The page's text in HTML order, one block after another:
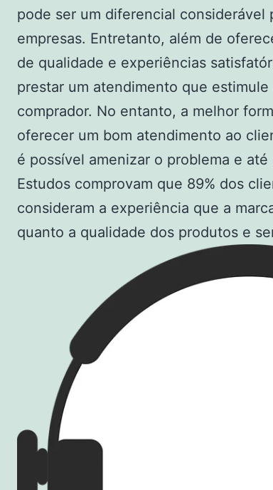
pode ser um diferencial considerável
empresas. Entretanto, além de
de qualidade e experiências
prestar um atendimento que estimule
comprador. No entanto, a melhor
oferecer um bom atendimento ao
é possível amenizar o problema e
Estudos comprovam que 89% dos
consideram a experiência que a
quanto a qualidade dos produtos e